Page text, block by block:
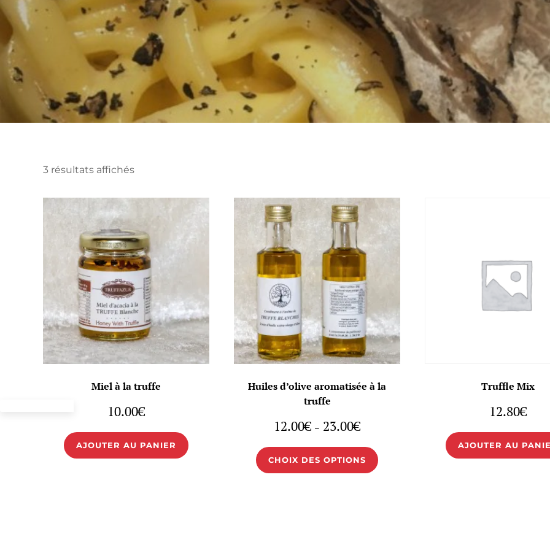
3 résultats affichésTrié
Miel à la truffe
10.00€
AJOUTER AU PANIER
Huiles d’olive aromatisée à la
truffe
12.00€ – 23.00€Plage
de
prix :
12.00€
à
CHOIX DES OPTIONS
produit
Truffle Mix
12.80€
AJOUTER AU